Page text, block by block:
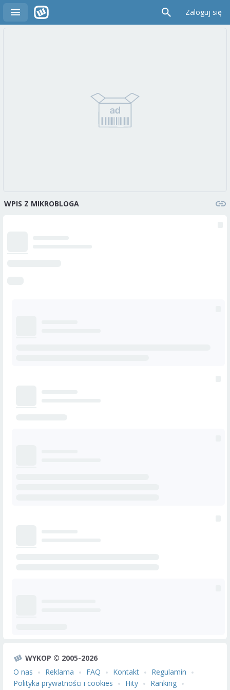
Zaloguj się
WPIS Z MIKROBLOGA
WYKOP © 2005-2026
O nas
Reklama FAQ Kontakt
Regulamin
Polityka prywatności i cookies
Hity
Ranking